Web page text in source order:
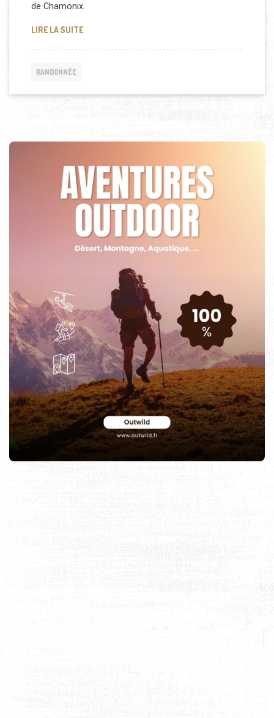
de Chamonix.
LIRE LA SUITEUN COUPLE RUSSE MEURT AU MONT BLANC
RANDONNÉE